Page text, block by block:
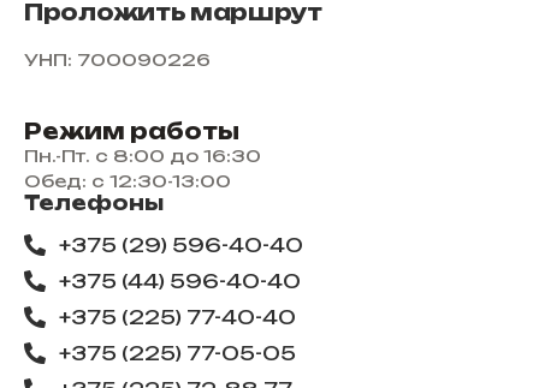
Проложить маршрут
УНП: 700090226
Режим работы
Пн.-Пт. с 8:00 до 16:30
Обед: с 12:30-13:00
Телефоны
+375 (29) 596-40-40
+375 (44) 596-40-40
+375 (225) 77-40-40
+375 (225) 77-05-05